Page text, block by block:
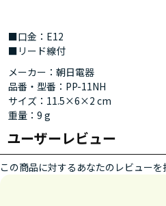
■口金：E12
■リード線付
メーカー：朝日電器
品番・型番：PP-11NH
サイズ：11.5×6×2 cm
重量：9 g
ユーザーレビュー
この商品に対するあなたのレビューを